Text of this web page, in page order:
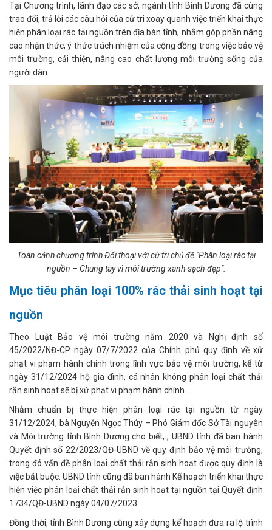
Tại Chương trình, lãnh đạo các sở, ngành tỉnh Bình Dương đã cùng
trao đổi, trả lời các câu hỏi của cử tri xoay quanh việc triển khai thực
hiện phân loại rác tại nguồn trên địa bàn tỉnh, nhằm góp phần nâng
cao nhận thức, ý thức trách nhiệm của cộng đồng trong việc bảo vệ
môi trường, cải thiện, nâng cao chất lượng môi trường sống của
người dân.
Toàn cảnh chương trình Đối thoại với cử tri chủ đề "Phân loại rác tại
nguồn – Chung tay vì môi trường xanh-sạch-đẹp".
Mục tiêu phân loại 100% rác thải sinh hoạt tại
nguồn
Theo Luật Bảo vệ môi trường năm 2020 và Nghị định số
45/2022/NĐ-CP ngày 07/7/2022 của Chính phủ quy định về xử
phạt vi phạm hành chính trong lĩnh vực bảo vệ môi trường, kể từ
ngày 31/12/2024 hộ gia đình, cá nhân không phân loại chất thải
rắn sinh hoạt sẽ bị xử phạt vi phạm hành chính.
Nhằm chuẩn bị thực hiện phân loại rác tại nguồn từ ngày
31/12/2024, bà Nguyễn Ngọc Thúy – Phó Giám đốc Sở Tài nguyên
và Môi trường tỉnh Bình Dương cho biết, , UBND tỉnh đã ban hành
Quyết định số 22/2023/QĐ-UBND về quy định bảo vệ môi trường,
trong đó vấn đề phân loại chất thải rắn sinh hoạt được quy định là
việc bắt buộc. UBND tỉnh cũng đã ban hành Kế hoạch triển khai thực
hiện việc phân loại chất thải rắn sinh hoạt tại nguồn tại Quyết định
1734/QĐ-UBND ngày 04/07/2023.
Đồng thời, tỉnh Bình Dương cũng xây dựng kế hoạch đưa ra lộ trình